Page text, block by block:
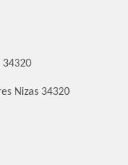
34320
Nizas 34320